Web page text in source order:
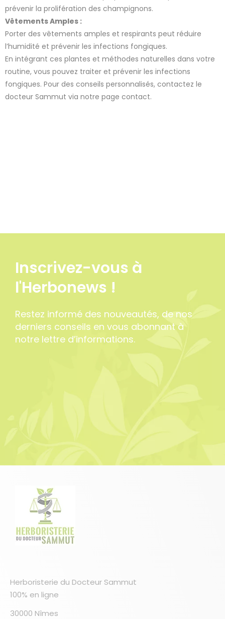
prévenir la prolifération des champignons.
Vêtements Amples :
Porter des vêtements amples et respirants peut réduire
l’humidité et prévenir les infections fongiques.
En intégrant ces plantes et méthodes naturelles dans votre
routine, vous pouvez traiter et prévenir les infections
fongiques. Pour des conseils personnalisés, contactez le
docteur Sammut via notre page contact.
Inscrivez-vous à
l'Herbonews !
Restez informé des nouveautés, de nos
derniers conseils en vous abonnant à
notre lettre d’informations.
Herboristerie du Docteur Sammut
100% en ligne
30000 Nîmes